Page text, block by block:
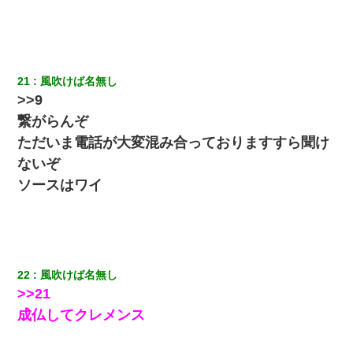
すか？」
私（23）冗談のつもりで上司（27）に胸を揉ませた結果・・・
【衝撃】ある工場に配属すると、女の人がみんな退職してしま
う。会社「仕事がハードだし田舎で娯楽も少ないからキツイの
か…」→ 実際は違った
嫁が涙声で『会いたいね』とか言っているのが聞こえた。俺「こ
んな時間に誰と電話してんの？」嫁「ごめんなさい…！（大号
泣」俺（キターー）→
21 風吹けば名無し
>>9
繋がらんぞ
ただいま電話が大変混み合っておりますすら聞け
ないぞ
ソースはワイ
22 風吹けば名無し
>>21
成仏してクレメンス